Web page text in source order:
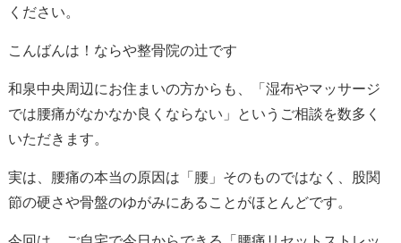
ください。
こんばんは！ならや整骨院の辻です
和泉中央周辺にお住まいの方からも、「湿布やマッサージ
では腰痛がなかなか良くならない」というご相談を数多く
いただきます。
実は、腰痛の本当の原因は「腰」そのものではなく、
股関
節の硬さや骨盤のゆがみにあることがほとんどです。